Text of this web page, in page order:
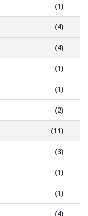
(1)
(4)
(4)
(1)
(1)
(2)
(11)
(3)
(1)
(1)
(4)